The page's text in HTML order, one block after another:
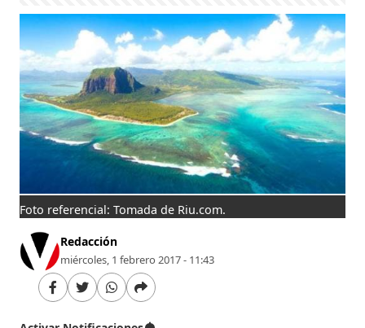
Foto referencial: Tomada de Riu.com.
Redacción
miércoles, 1 febrero 2017 - 11:43